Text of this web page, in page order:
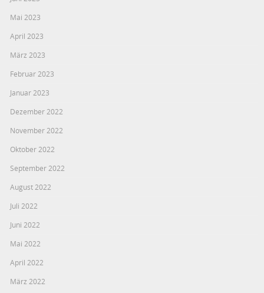
Mai 2023
April 2023
März 2023
Februar 2023
Januar 2023
Dezember 2022
November 2022
Oktober 2022
September 2022
August 2022
Juli 2022
Juni 2022
Mai 2022
April 2022
März 2022